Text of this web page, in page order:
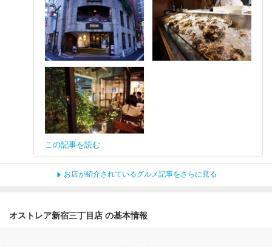
この記事を読む
お店が紹介されているグルメ記事をさらに見る
オストレア新宿三丁目店 の基本情報